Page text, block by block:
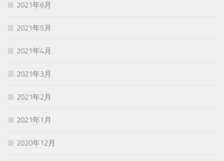
2021年6月
2021年5月
2021年4月
2021年3月
2021年2月
2021年1月
2020年12月